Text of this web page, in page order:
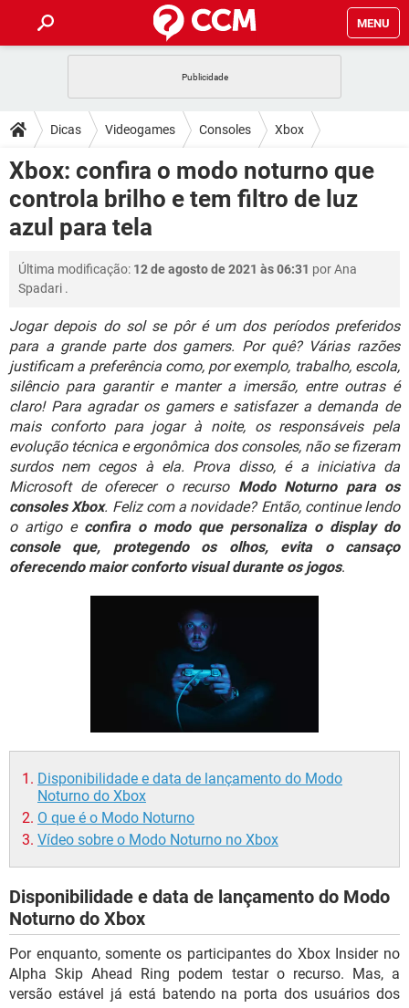
MENU
CELULAR FACEBOOK
OUTLOOK EXCEL
INSTAGRAM GMAIL
GUIA DE COMPRAS
DICAS
JOGOS WHATSAPP
CELULAR FACEBOOK
INSTAGRAM
GUIA DE COMPRAS
DOWNLOADS
JOGOS WHATSAPP
CELULAR
OUTLOOK
INSTAGRAM
GUIA DE COMPRAS
FÓRUM
CELULAR FACEBOOK
INSTAGRAM
GUIA DE COMPRAS
JOGOS
CELULAR FACEBOOK
OUTLOOK EXCEL
INSTAGRAM GMAIL
GUIA DE COMPRAS
Dicas Videogames Consoles Xbox
Xbox: confira o modo noturno que
controla brilho e tem filtro de luz
azul para tela
Última modificação: 12 de agosto de 2021 às 06:31 porAna
Spadari .
Jogar depois do sol se pôr é um dos períodos preferidos
para a grande parte dos gamers. Por quê? Várias razões
justificam a preferência como, por exemplo, trabalho, escola,
silêncio para garantir e manter a imersão, entre outras é
claro! Para agradar os gamers e satisfazer a demanda de
mais conforto para jogar à noite, os responsáveis pela
evolução técnica e ergonômica dos consoles, não se fizeram
surdos nem cegos à ela. Prova disso, é a iniciativa da
Microsoft de oferecer o recurso Modo Noturno para os
consoles Xbox. Feliz com a novidade? Então, continue lendo
o artigo e confira o modo que personaliza o display do
console que, protegendo os olhos, evita o cansaço
oferecendo maior conforto visual durante os jogos.
Disponibilidade e data de lançamento do Modo
Noturno do Xbox
O que é o Modo Noturno
Vídeo sobre o Modo Noturno no Xbox
Disponibilidade e data de lançamento do Modo
Noturno do Xbox
Por enquanto, somente os participantes do Xbox Insider no
Alpha Skip Ahead Ring podem testar o recurso. Mas, a
versão estável já está batendo na porta dos usuários dos